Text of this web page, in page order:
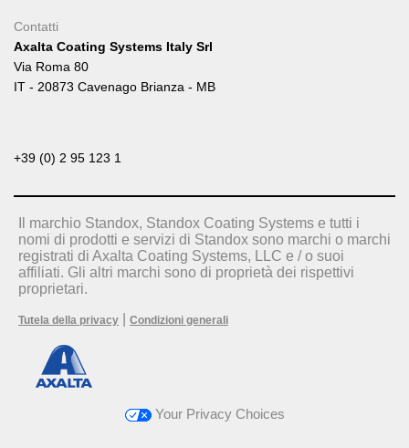
Contatti
Axalta Coating Systems Italy Srl
Via Roma 80
IT - 20873 Cavenago Brianza - MB
+39 (0) 2 95 123 1
Il marchio Standox, Standox Coating Systems e tutti i
nomi di prodotti e servizi di Standox sono marchi o marchi
registrati di Axalta Coating Systems, LLC e / o suoi
affiliati. Gli altri marchi sono di proprietà dei rispettivi
proprietari.
Tutela della privacy Condizioni generali
Your Privacy Choices